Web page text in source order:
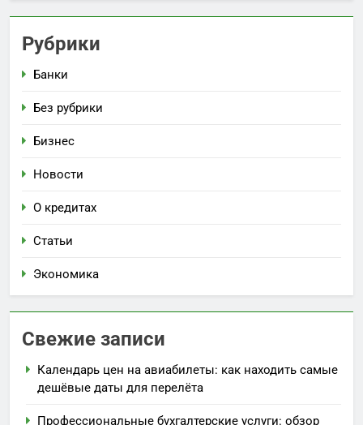
Рубрики
Банки
Без рубрики
Бизнес
Новости
О кредитах
Статьи
Экономика
Свежие записи
Календарь цен на авиабилеты: как находить самые
дешёвые даты для перелёта
Профессиональные бухгалтерские услуги: обзор